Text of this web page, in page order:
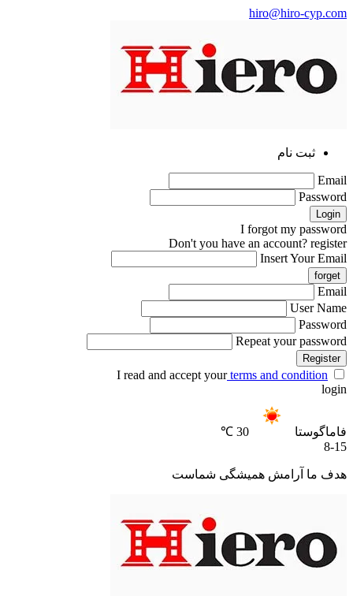
hiro@hiro-cyp.com
ثبت نام
Email
Password
I forgot my password
Don't you have an account? register
Insert Your Email
Email
User Name
Password
Repeat your password
Register
I read and accept yourterms and condition
login
فاماگوستا
30 ℃
8-15
هدف ما آرامش همیشگی شماست